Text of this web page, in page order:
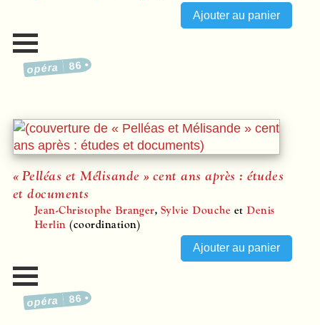
opéra 86
« Pelléas et Mélisande » cent ans après : études
et documents
Jean-Christophe Branger, Sylvie Douche etDenis
Herlin (coordination)
opéra 86